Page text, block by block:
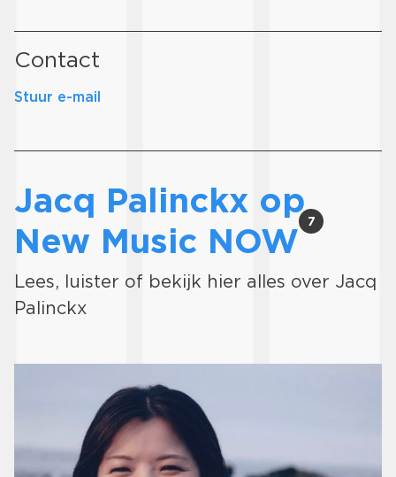
Contact
Stuur e-mail
Jacq Palinckx op
New Music NOW7
Lees, luister of bekijk hier alles over Jacq
Palinckx